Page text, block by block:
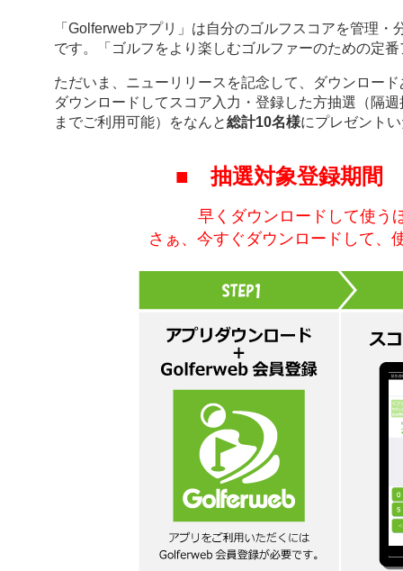
「Golferwebアプリ」は自分のゴルフスコアを管理
です。「ゴルフをより楽しむゴルファーのための定
ただいま、ニューリリースを記念して、ダウンロー
ダウンロードしてスコア入力・登録した方抽選（隔
までご利用可能）をなんと総計10名様にプレゼント
■ 抽選対象登録期間
早くダウンロードして使う
さぁ、今すぐダウンロードして、